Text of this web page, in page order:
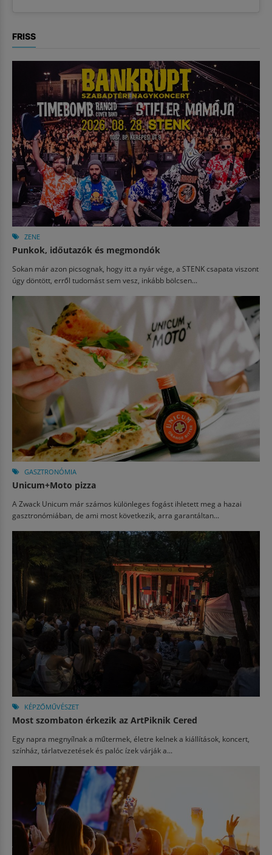
FRISS
ZENE
Punkok, időutazók és megmondók
Sokan már azon picsognak, hogy itt a nyár vége, a STENK csapata viszont
úgy döntött, erről tudomást sem vesz, inkább bölcsen...
GASZTRONÓMIA
Unicum+Moto pizza
A Zwack Unicum már számos különleges fogást ihletett meg a hazai
gasztronómiában, de ami most következik, arra garantáltan...
KÉPZŐMŰVÉSZET
Most szombaton érkezik az ArtPiknik Cered
Egy napra megnyílnak a műtermek, életre kelnek a kiállítások, koncert,
színház, tárlatvezetések és palóc ízek várják a...